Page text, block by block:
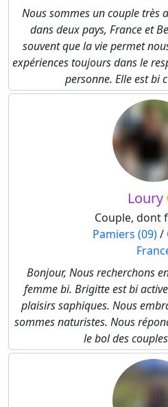
Nous sommes un couple très
dans deux pays, France et
souvent que la vie permet
expériences toujours dans le
personne. Elle est bi
Loury
Couple, dont
Pamiers (09)/
Bonjour, Nous recherchons
femme bi. Brigitte est bi
plaisirs saphiques. Nous
sommes naturistes. Nous
le bol des